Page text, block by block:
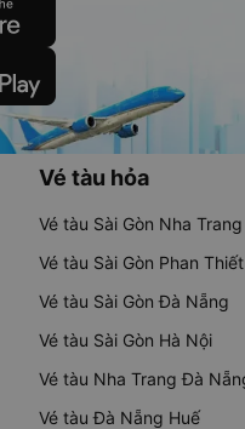
Vé tàu hỏa
Vé tàu Sài Gòn Nha Trang
Vé tàu Sài Gòn Phan Thiết
Vé tàu Sài Gòn Đà Nẵng
Vé tàu Sài Gòn Hà Nội
Vé tàu Nha Trang Đà
Vé tàu Đà Nẵng Huế